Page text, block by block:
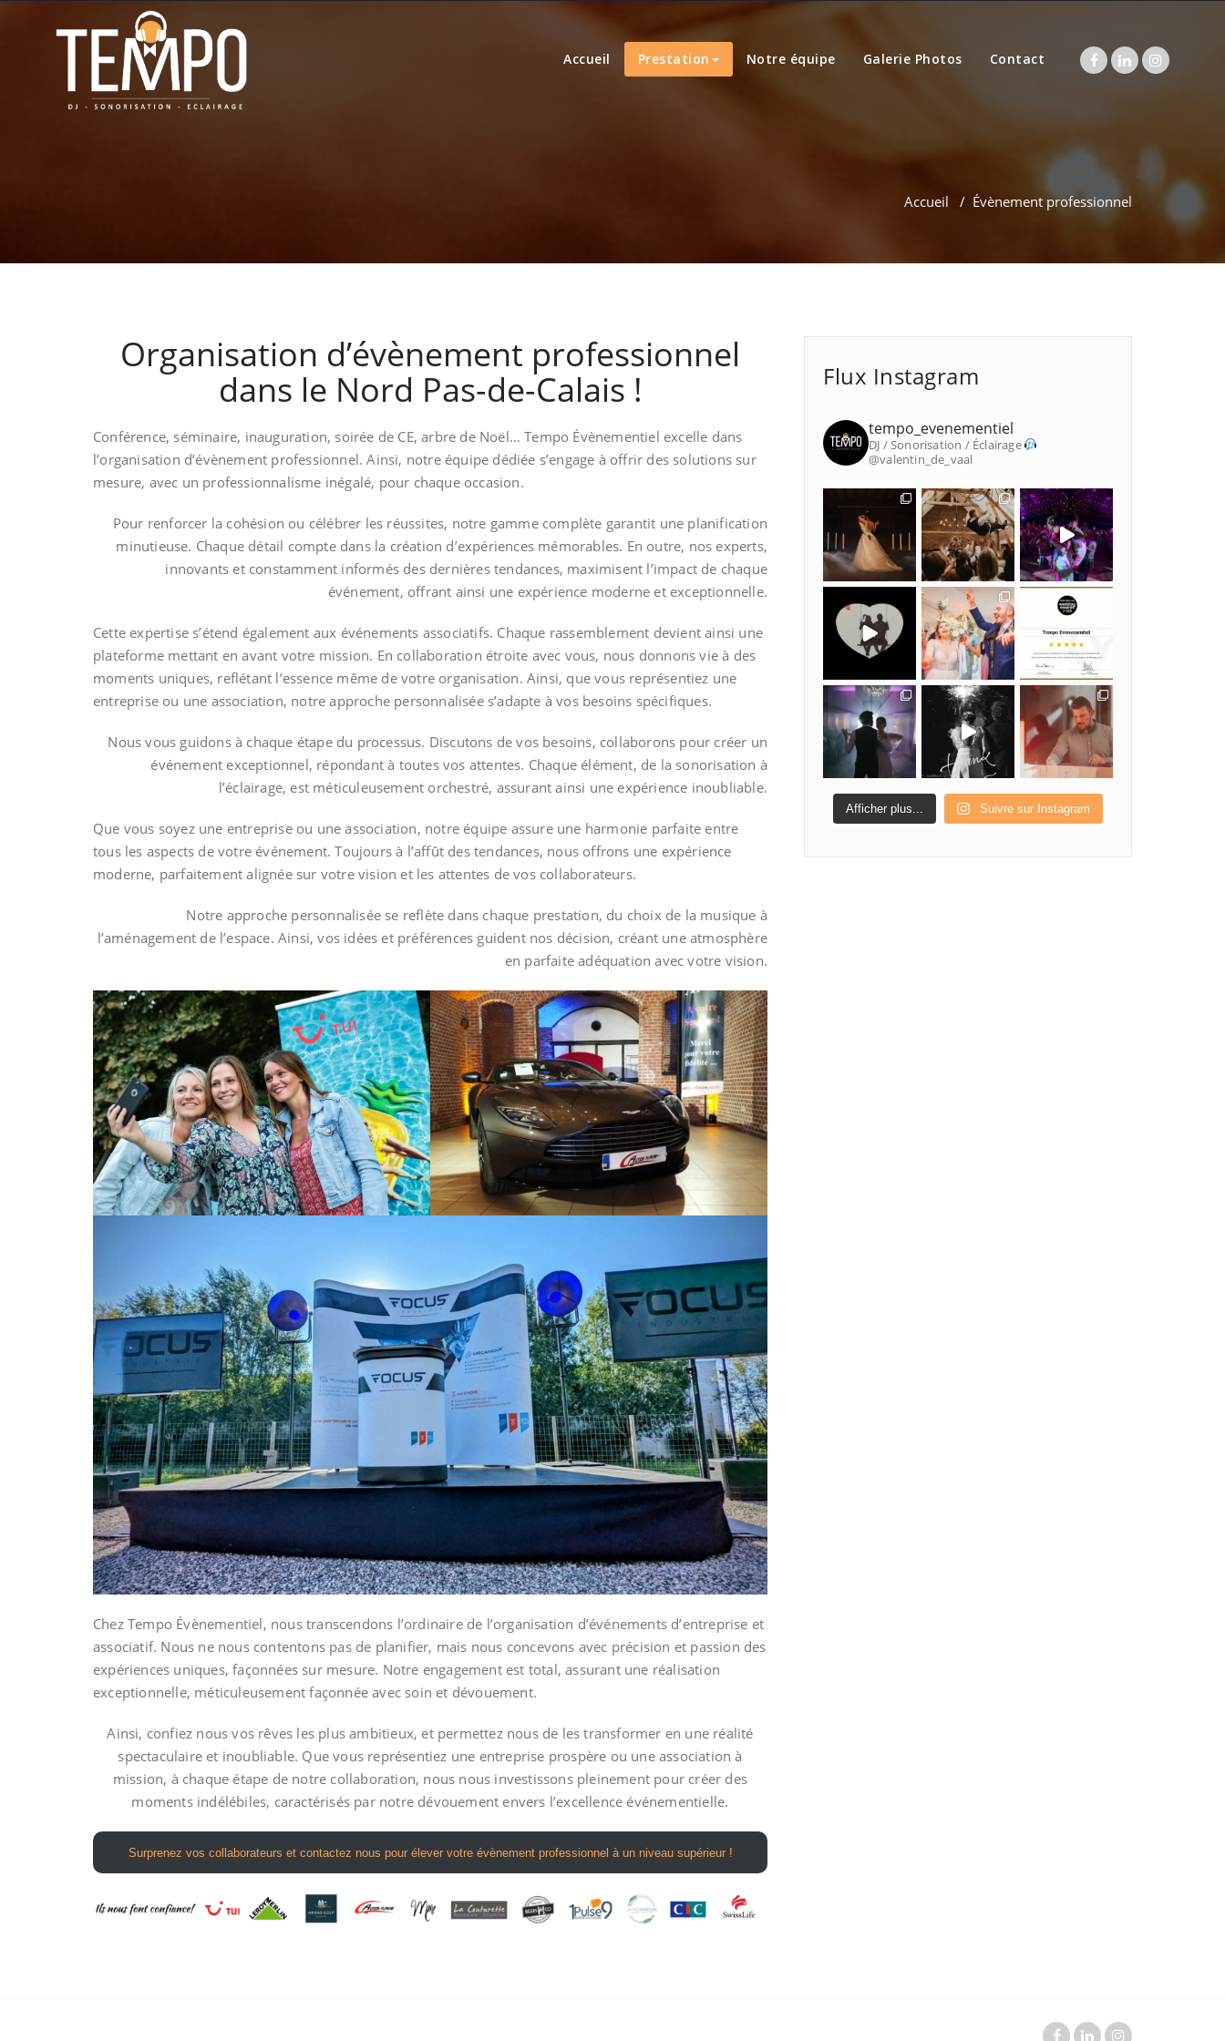
Accueil Prestation Notre équipe Galerie Photos Contact
Accueil / Évènement professionnel
Organisation d’évènement professionnel
dans le Nord Pas-de-Calais !
Conférence, séminaire, inauguration, soirée de CE, arbre de Noël… Tempo Évènementiel excelle dans
l’organisation d’évènement professionnel. Ainsi, notre équipe dédiée s’engage à offrir des solutions sur
mesure, avec un professionnalisme inégalé, pour chaque occasion.
Pour renforcer la cohésion ou célébrer les réussites, notre gamme complète garantit une planification
minutieuse. Chaque détail compte dans la création d’expériences mémorables. En outre, nos experts,
innovants et constamment informés des dernières tendances, maximisent l’impact de chaque
événement, offrant ainsi une expérience moderne et exceptionnelle.
Cette expertise s’étend également aux événements associatifs. Chaque rassemblement devient ainsi une
plateforme mettant en avant votre mission. En collaboration étroite avec vous, nous donnons vie à des
moments uniques, reflétant l’essence même de votre organisation. Ainsi, que vous représentiez une
entreprise ou une association, notre approche personnalisée s’adapte à vos besoins spécifiques.
Nous vous guidons à chaque étape du processus. Discutons de vos besoins, collaborons pour créer un
événement exceptionnel, répondant à toutes vos attentes. Chaque élément, de la sonorisation à
l’éclairage, est méticuleusement orchestré, assurant ainsi une expérience inoubliable.
Que vous soyez une entreprise ou une association, notre équipe assure une harmonie parfaite entre
tous les aspects de votre événement. Toujours à l’affût des tendances, nous offrons une expérience
moderne, parfaitement alignée sur votre vision et les attentes de vos collaborateurs.
Notre approche personnalisée se reflète dans chaque prestation, du choix de la musique à
l’aménagement de l’espace. Ainsi, vos idées et préférences guident nos décision, créant une atmosphère
en parfaite adéquation avec votre vision.
Chez Tempo Évènementiel, nous transcendons l’ordinaire de l’organisation d’événements d’entreprise et
associatif. Nous ne nous contentons pas de planifier, mais nous concevons avec précision et passion des
expériences uniques, façonnées sur mesure. Notre engagement est total, assurant une réalisation
exceptionnelle, méticuleusement façonnée avec soin et dévouement.
Ainsi, confiez nous vos rêves les plus ambitieux, et permettez nous de les transformer en une réalité
spectaculaire et inoubliable. Que vous représentiez une entreprise prospère ou une association à
mission, à chaque étape de notre collaboration, nous nous investissons pleinement pour créer des
moments indélébiles, caractérisés par notre dévouement envers l’excellence événementielle.
Surprenez vos collaborateurs et contactez nous pour élever votre évènement professionnel à un niveau supérieur !
Flux Instagram
tempo_evenementiel
DJ / Sonorisation / Éclairage
@valentin_de_vaal
Afficher plus... Suivre sur Instagram